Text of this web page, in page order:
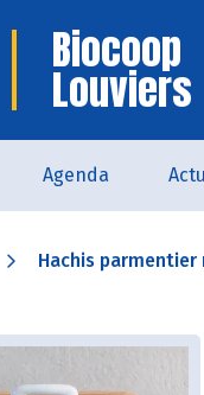
Biocoop
Louviers
Agenda
Hachis